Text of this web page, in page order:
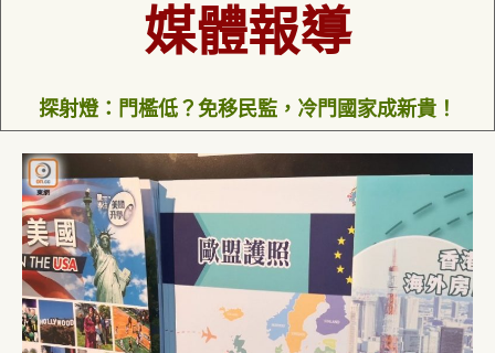
媒體報導
探射燈：門檻低？免移民監，冷門國家成新貴！